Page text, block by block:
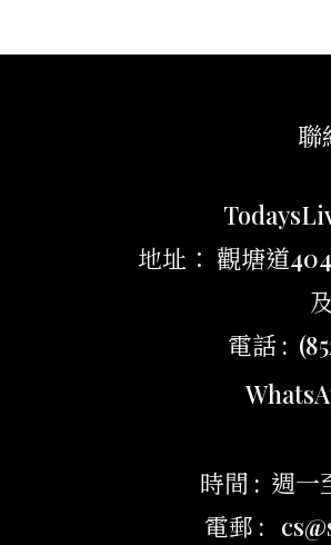
聯
地址： 觀塘道
電話 :
時間 : 週一
電郵 :